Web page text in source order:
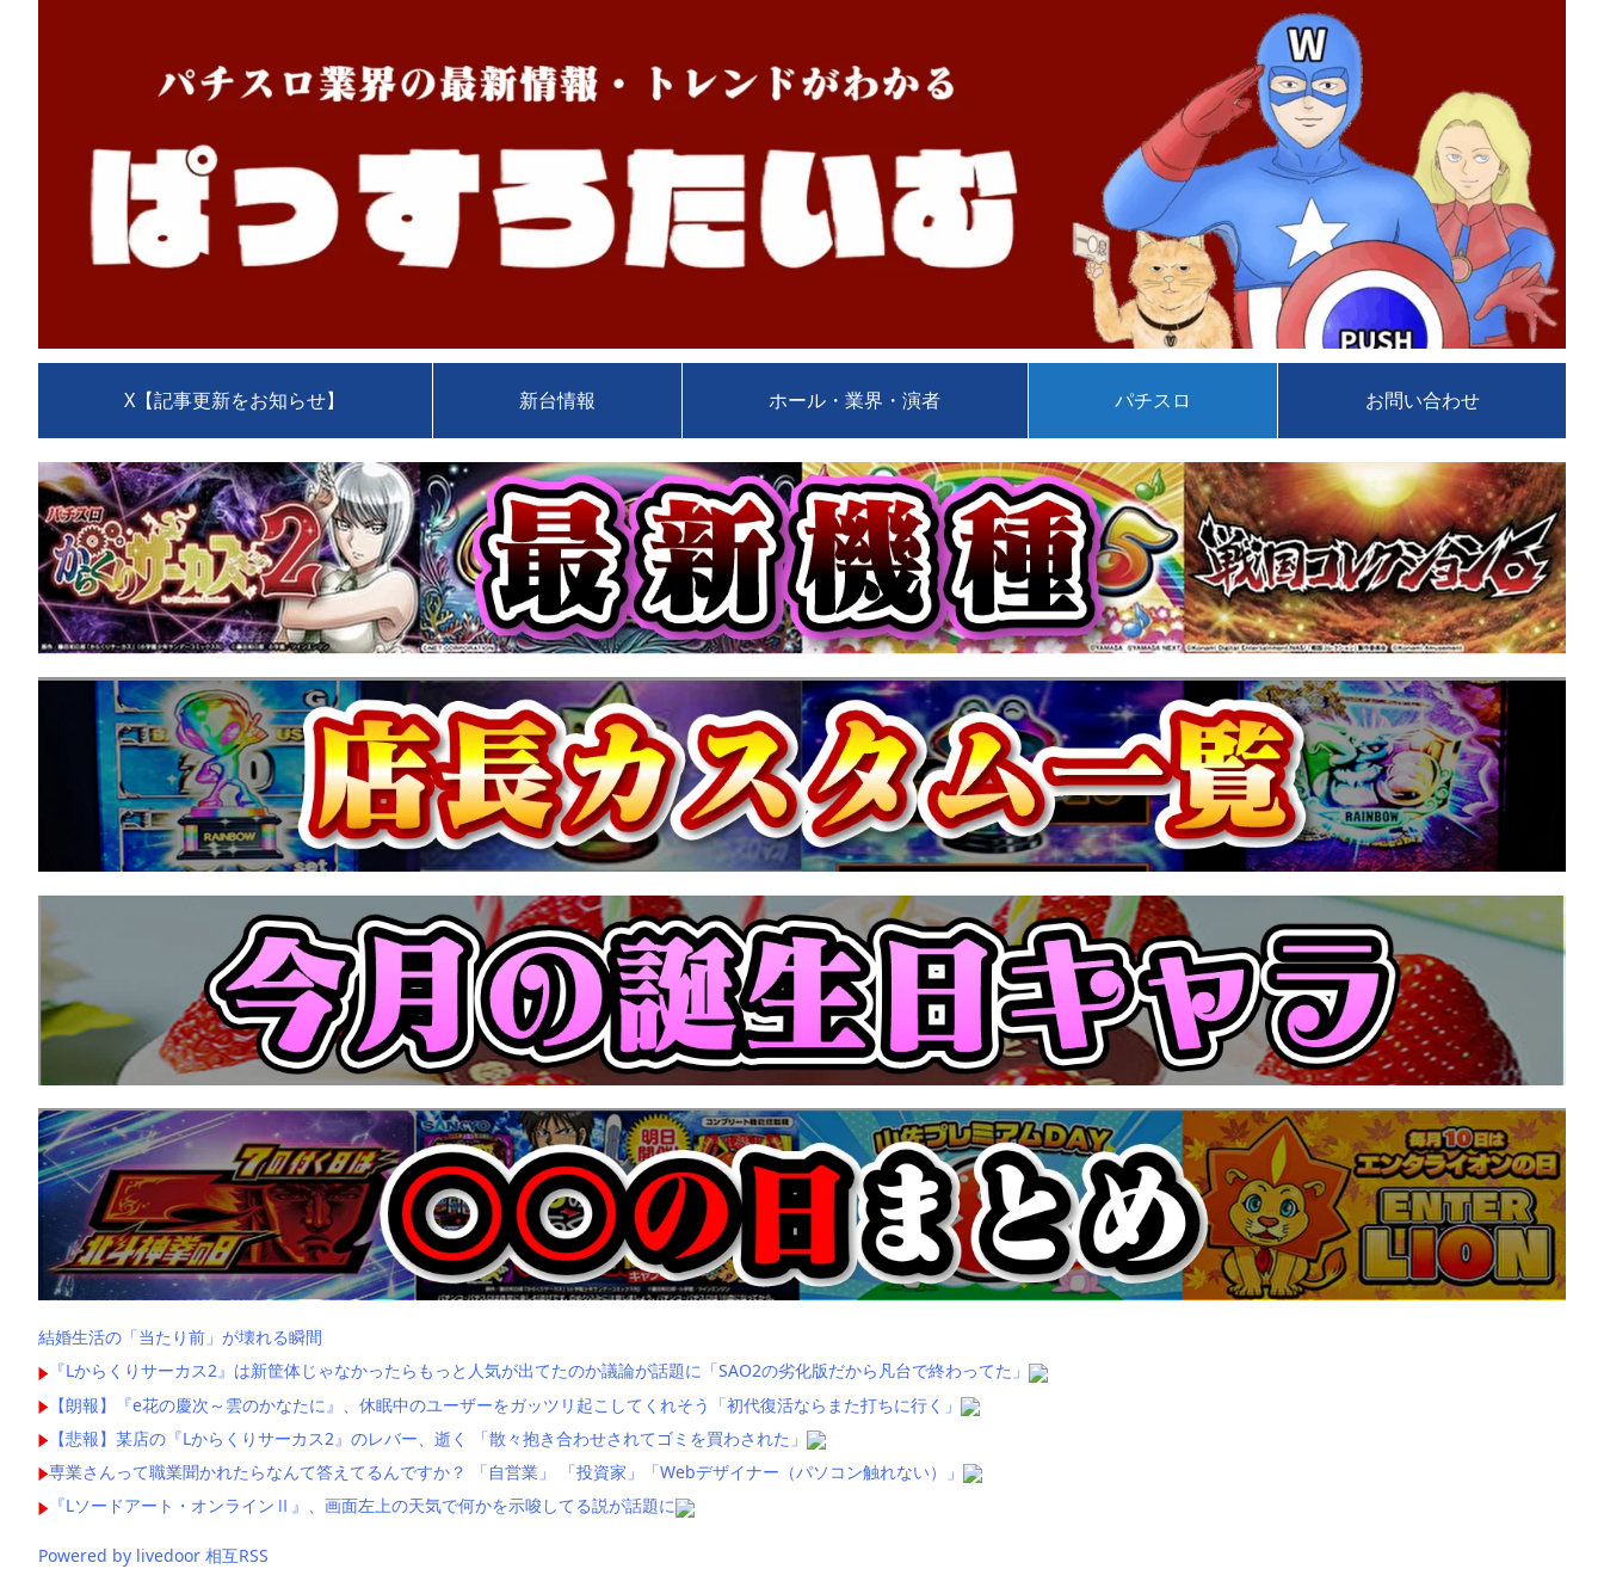
X【記事更新をお知らせ】 新台情報 ホール・業界・演者 パチスロ お問い合わせ
結婚生活の「当たり前」が壊れる瞬間
『Lからくりサーカス2』は新筐体じゃなかったらもっと人気が出てたのか議論が話題に「SAO2の劣化版だから凡台で終わってた」
【朗報】『e花の慶次～雲のかなたに』、休眠中のユーザーをガッツリ起こしてくれそう「初代復活ならまた打ちに行く」
【悲報】某店の『Lからくりサーカス2』のレバー、逝く 「散々抱き合わせされてゴミを買わされた」
専業さんって職業聞かれたらなんて答えてるんですか？ 「自営業」 「投資家」「Webデザイナー（パソコン触れない）」
『Lソードアート・オンラインⅡ』、画面左上の天気で何かを示唆してる説が話題に
Powered by livedoor 相互RSS